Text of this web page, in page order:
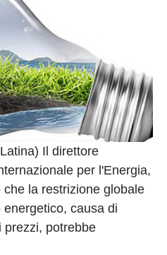
Il direttore
per l'Energia,
la restrizione globale
causa di
prezzi, potrebbe